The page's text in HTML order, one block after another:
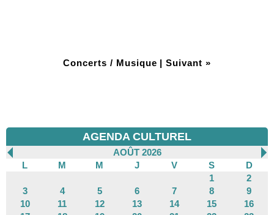
Concerts / Musique | Suivant »
AGENDA CULTUREL
AOÛT 2026
L
M M J V S
D
1
2
3
4 5 6 7 8
9
10
11 12 13 14 15
16